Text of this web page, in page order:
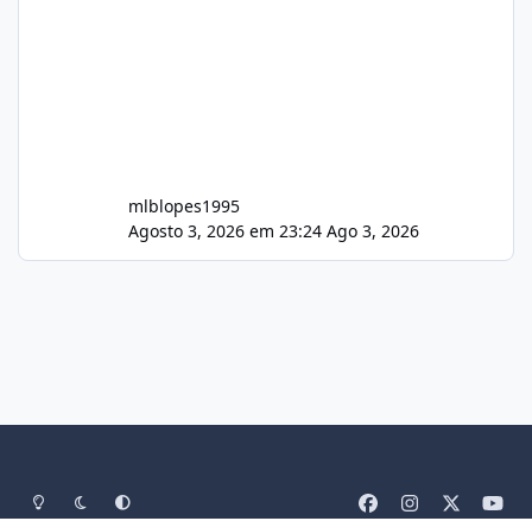
mlblopes1995
Agosto 3, 2026 em 23:24 Ago 3, 2026
Light ModeDark ModeSystem Preference